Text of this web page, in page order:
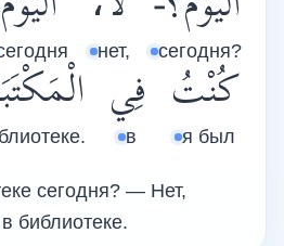
сегодня?
нет,
كُنْتُ
я был
فِي
в
сегодня? — Нет,
библиотеке.